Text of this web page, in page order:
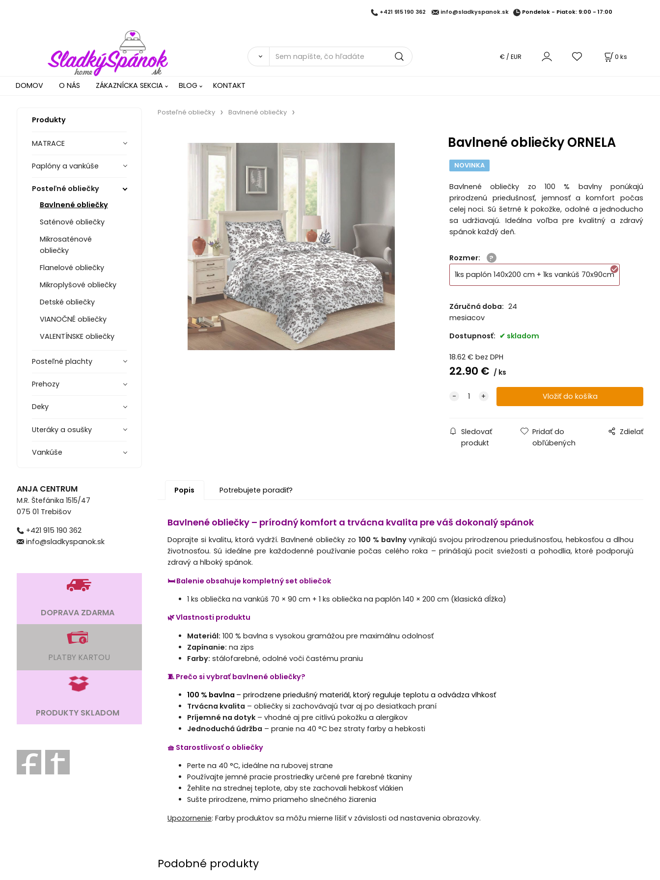
+421 915 190 362 info@sladkyspanok.sk Pondelok - Piatok: 9:00 - 17:00
0 ks
€ / EUR
DOMOV O NÁS ZÁKAZNÍCKA SEKCIA BLOG KONTAKT
Produkty
MATRACE
Paplóny a vankúše
Posteľné obliečky
Bavlnené obliečky
Saténové obliečky
Mikrosaténové
obliečky
Flanelové obliečky
Mikroplyšové obliečky
Detské obliečky
VIANOČNÉ obliečky
VALENTÍNSKE obliečky
Posteľné plachty
Prehozy
Deky
Uteráky a osušky
Vankúše
ANJA CENTRUM
M.R. Štefánika 1515/47
075 01 Trebišov
+421 915 190 362
info@sladkyspanok.sk
DOPRAVA ZDARMA
PLATBY KARTOU
PRODUKTY SKLADOM
Posteľné obliečky Bavlnené obliečky
Bavlnené obliečky ORNELA
NOVINKA
Bavlnené obliečky zo 100 % bavlny ponúkajú
prirodzenú priedušnosť, jemnosť a komfort počas
celej noci. Sú šetrné k pokožke, odolné a jednoducho
sa udržiavajú. Ideálna voľba pre kvalitný a zdravý
spánok každý deň.
Rozmer:
1ks paplón 140x200 cm + 1ks vankúš 70x90cm
Záručná doba: 24
mesiacov
Dostupnosť:
skladom
18.62€ bez DPH
22.90 € ks
Sledovať
produkt
Pridať do
obľúbených
Zdielať
Popis Potrebujete poradiť?
Bavlnené obliečky – prírodný komfort a trvácna kvalita pre váš dokonalý spánok
Doprajte si kvalitu, ktorá vydrží. Bavlnené obliečky zo 100 % bavlny vynikajú svojou prirodzenou priedušnosťou, hebkosťou a dlhou
životnosťou. Sú ideálne pre každodenné používanie počas celého roka – prinášajú pocit sviežosti a pohodlia, ktoré podporujú
zdravý a hlboký spánok.
🛏️ Balenie obsahuje kompletný set obliečok
1 ks obliečka na vankúš 70 × 90 cm + 1 ks obliečka na paplón 140 × 200 cm (klasická dĺžka)
🌿 Vlastnosti produktu
Materiál: 100 % bavlna s vysokou gramážou pre maximálnu odolnosť
Zapínanie: na zips
Farby: stálofarebné, odolné voči častému praniu
🧵 Prečo si vybrať bavlnené obliečky?
100 % bavlna – prirodzene priedušný materiál, ktorý reguluje teplotu a odvádza vlhkosť
Trvácna kvalita – obliečky si zachovávajú tvar aj po desiatkach praní
Príjemné na dotyk– vhodné aj pre citlivú pokožku a alergikov
Jednoduchá údržba – pranie na 40 °C bez straty farby a hebkosti
🧺 Starostlivosť o obliečky
Perte na 40 °C, ideálne na rubovej strane
Používajte jemné pracie prostriedky určené pre farebné tkaniny
Žehlite na strednej teplote, aby ste zachovali hebkosť vlákien
Sušte prirodzene, mimo priameho slnečného žiarenia
Upozornenie: Farby produktov sa môžu mierne líšiť v závislosti od nastavenia obrazovky.
Podobné produkty